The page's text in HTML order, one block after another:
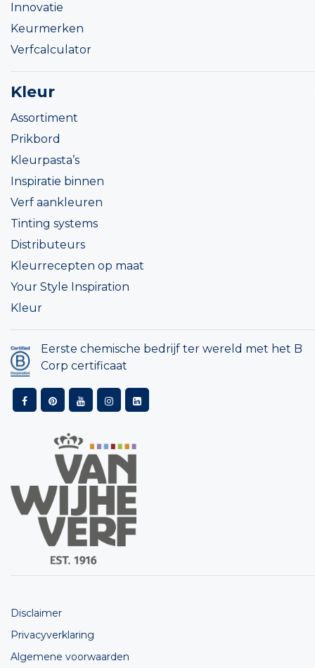
Innovatie
Keurmerken
Verfcalculator
Kleur
Assortiment
Prikbord
Kleurpasta’s
Inspiratie binnen
Verf aankleuren
Tinting systems
Distributeurs
Kleurrecepten op maat
Your Style Inspiration
Kleur
Eerste chemische bedrijf ter wereld met het B
Corp certificaat
Disclaimer
Privacyverklaring
Algemene voorwaarden